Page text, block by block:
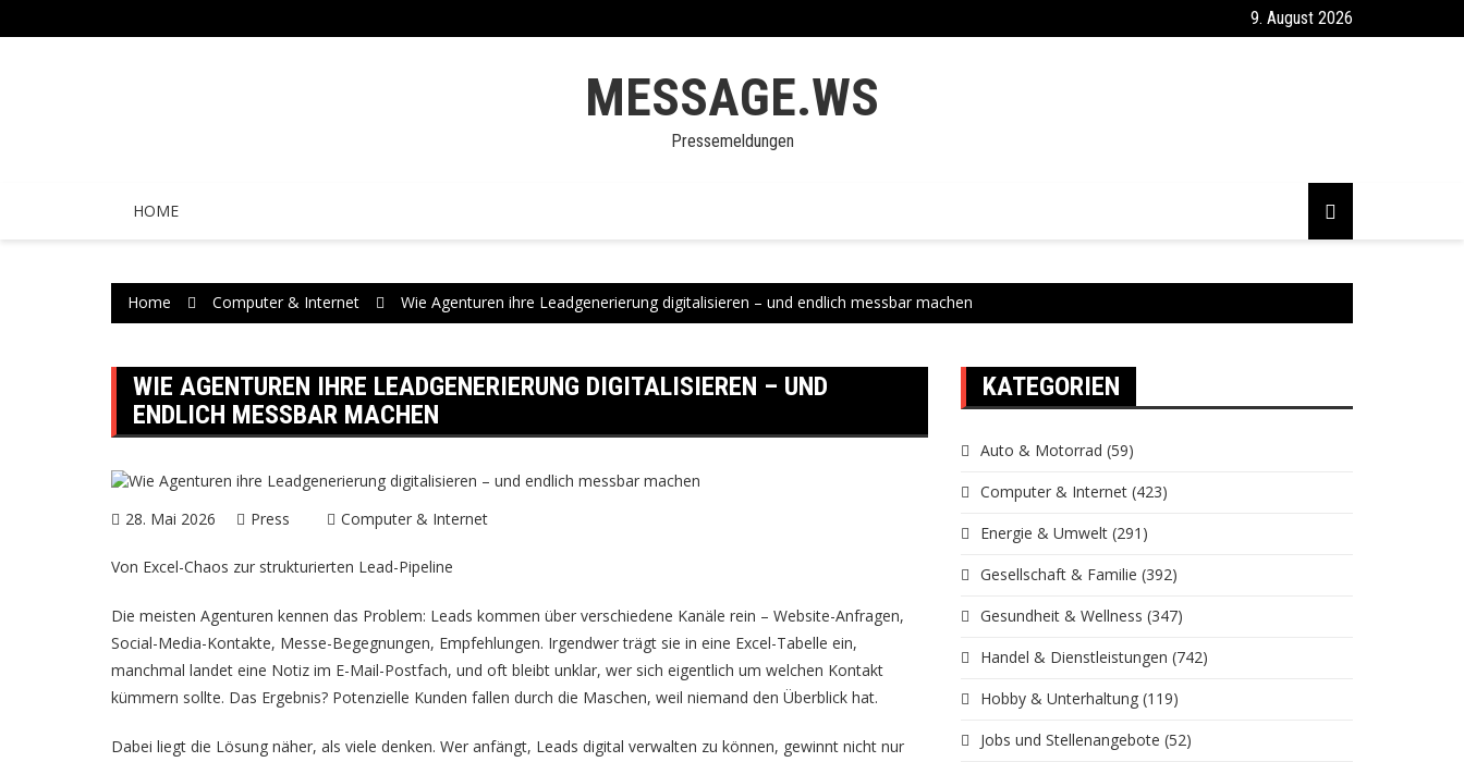
to
9. August 2026
MESSAGE.WS
Pressemeldungen
HOME
Home Computer & Internet Wie Agenturen ihre Leadgenerierung digitalisieren – und endlich messbar machen
WIE AGENTUREN IHRE LEADGENERIERUNG DIGITALISIEREN – UND
ENDLICH MESSBAR MACHEN
28. Mai 2026 Press Computer & Internet
Von Excel-Chaos zur strukturierten Lead-Pipeline
Die meisten Agenturen kennen das Problem: Leads kommen über verschiedene Kanäle rein – Website-Anfragen,
Social-Media-Kontakte, Messe-Begegnungen, Empfehlungen. Irgendwer trägt sie in eine Excel-Tabelle ein,
manchmal landet eine Notiz im E-Mail-Postfach, und oft bleibt unklar, wer sich eigentlich um welchen Kontakt
kümmern sollte. Das Ergebnis? Potenzielle Kunden fallen durch die Maschen, weil niemand den Überblick hat.
Dabei liegt die Lösung näher, als viele denken. Wer anfängt, Leads digital verwalten zu können, gewinnt nicht nur
KATEGORIEN
Auto & Motorrad (59)
Computer & Internet (423)
Energie & Umwelt (291)
Gesellschaft & Familie (392)
Gesundheit & Wellness (347)
Handel & Dienstleistungen (742)
Hobby & Unterhaltung (119)
Jobs und Stellenangebote (52)